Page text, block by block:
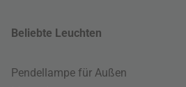
Beliebte Leuchten
Pendellampe für Außen